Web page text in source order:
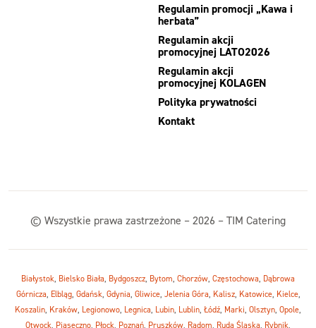
Regulamin promocji „Kawa i
herbata”
Regulamin akcji
promocyjnej LATO2026
Regulamin akcji
promocyjnej KOLAGEN
Polityka prywatności
Kontakt
© Wszystkie prawa zastrzeżone – 2026 – TIM Catering
Białystok, Bielsko Biała, Bydgoszcz, Bytom, Chorzów, Częstochowa, Dąbrowa
Górnicza, Elbląg, Gdańsk, Gdynia, Gliwice, Jelenia Góra, Kalisz, Katowice, Kielce,
Koszalin, Kraków, Legionowo, Legnica, Lubin, Lublin, Łódź, Marki, Olsztyn, Opole,
Otwock, Piaseczno, Płock, Poznań, Pruszków, Radom, Ruda Śląska, Rybnik,